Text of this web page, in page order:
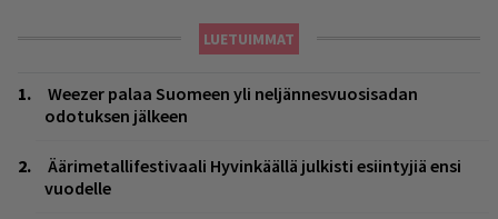
LUETUIMMAT
Weezer palaa Suomeen yli neljännesvuosisadan
odotuksen jälkeen
Äärimetallifestivaali Hyvinkäällä julkisti esiintyjiä ensi
vuodelle